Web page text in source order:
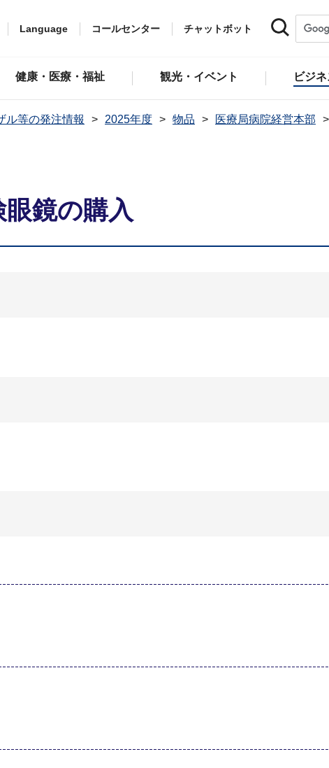
Language コールセンター チャットボット
健康・医療・福祉 観光・イベント ビジネ
ル等の発注情報 2025年度 物品
医療局病院経営本部
鏡の購入